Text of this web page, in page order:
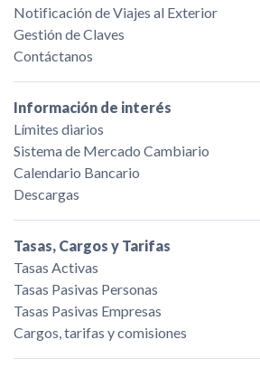
Notificación de Viajes al Exterior
Gestión de Claves
Contáctanos
Información de interés
Límites diarios
Sistema de Mercado Cambiario
Calendario Bancario
Descargas
Tasas, Cargos y Tarifas
Tasas Activas
Tasas Pasivas Personas
Tasas Pasivas Empresas
Cargos, tarifas y comisiones